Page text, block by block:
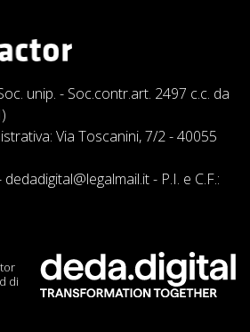
unip. - Soc.contr.art. 2497 c.c. da
Via Toscanini, 7/2 - 40055
dedadigital@legalmail.it- P.I. e C.F.:
di